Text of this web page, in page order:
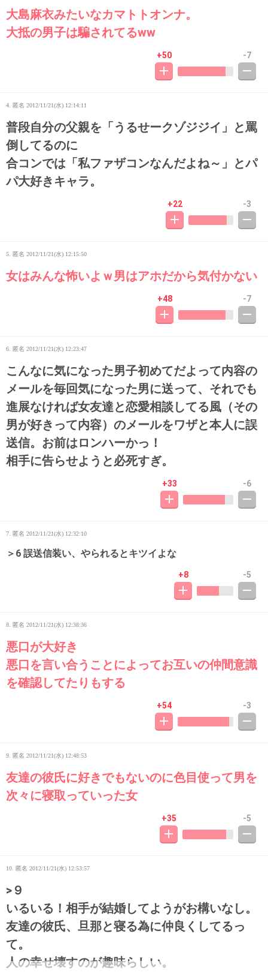
大島麻衣みたいなカマトトオンナ。
大抵の男子は騙されてるww
+50 -7
4. 匿名 2012/11/21(水) 12:14:11
普段自分の父親を「うるせークゾジジイ」と罵
倒してるのに
合コンでは「私ファザコンなんだよね～」とパ
パ大好きキャラ。
+22 -3
5. 匿名 2012/11/21(水) 12:15:50
女はみんな怖いよｗ男はアホだから気付かない
+48 -7
6. 匿名 2012/11/21(水) 12:23:47
こんなに気になった男子初めてだよって内容の
メールを毎回気になった男に送って、それでも
進展なければ女友達と恋愛相談してる風（その
男が好きって内容）のメールをワザと本人に誤
送信。お前はロンハーかっ！
相手に告らせようと必死すぎ。
+33 -6
7. 匿名 2012/11/21(水) 12:32:10
＞6 誤送信装い、やられるとキツイよな
+8 -5
8. 匿名 2012/11/21(水) 12:38:36
悪口が大好き
悪口を言い合うことによってお互いの仲間意識
を確認してたりもする
+54 -3
9. 匿名 2012/11/21(水) 12:48:53
友達の彼氏に好きでもないのに色目使って男を
次々に寝取っていった女
+35 -5
10. 匿名 2012/11/21(水) 12:53:57
>９
いるいる！相手が結婚してようがお構いなし。
友達の彼氏、旦那と寝る為に仲良くしてるっ
て。
人の幸せ壊すのが趣味らしい。